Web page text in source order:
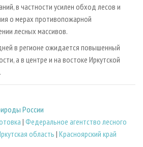
в частности усилен обход лесов и
о мерах противопожарной
лесных массивов.
в регионе ожидается повышенный
а в центре и на востоке Иркутской
России
| Федеральное агентство лесного
область| Красноярский край